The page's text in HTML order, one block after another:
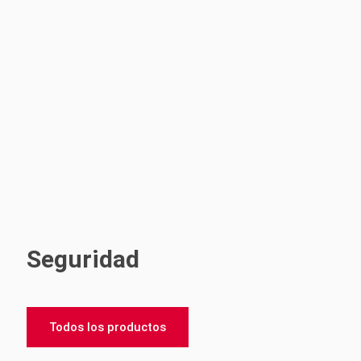
Seguridad
Todos los productos